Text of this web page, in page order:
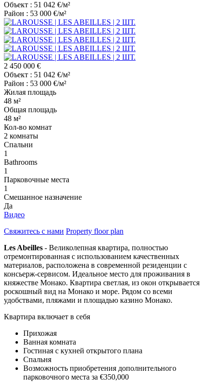
Объект : 51 042 €/м²
Район : 53 000 €/м²
2 450 000 €
Объект : 51 042 €/м²
Район : 53 000 €/м²
Жилая площадь
48 м²
Общая площадь
48 м²
Кол-во комнат
2 комнаты
Cпальни
1
Bathrooms
1
Парковочные места
1
Смешанное назначение
Да
Видео
Свяжитесь с нами Property floor plan
Les Abeilles - Великолепная квартира, полностью
отремонтированная с использованием качественных
материалов, расположена в современной резиденции с
консьерж-сервисом. Идеальное место для проживания в
княжестве Монако. Квартира светлая, из окон открывается
роскошный вид на Монако и море. Рядом со всеми
удобствами, пляжами и площадью казино Монако.
Квартира включает в себя
Прихожая
Ванная комната
Гостиная с кухней открытого плана
Спальня
Возможность приобретения дополнительного
парковочного места за €350,000